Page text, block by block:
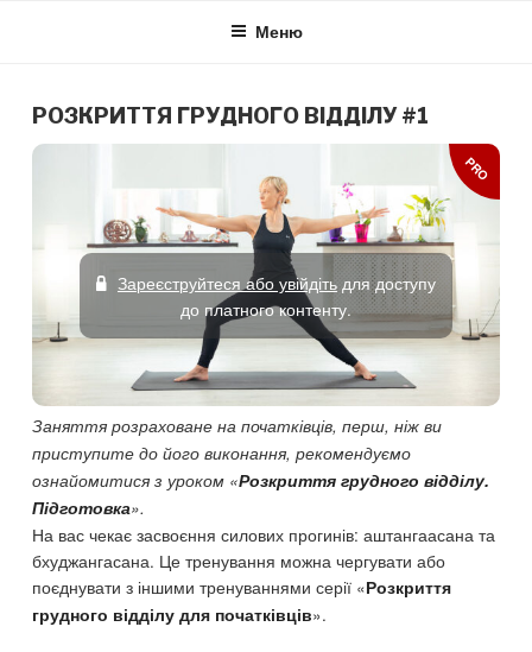
Меню
РОЗКРИТТЯ ГРУДНОГО ВІДДІЛУ #1
PRO
Зареєструйтеся або увійдітьдля доступу
до платного контенту.
Заняття розраховане на початківців, перш, ніж ви
приступите до його виконання, рекомендуємо
ознайомитися з уроком «Розкриття грудного відділу.
Підготовка».
На вас чекає засвоєння силових прогинів: аштангаасана та
бхуджангасана. Це тренування можна чергувати або
поєднувати з іншими тренуваннями серії «Розкриття
грудного відділу для початківців».